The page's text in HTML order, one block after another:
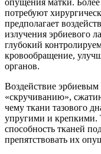
опущения матки.
потребуют
предполагает
излучения эрбиевого
глубокий
кровообращение,
органов.
Воздействие
«скручиванию»,
чему ткани тазового
упругими и крепкими.
способность тканей
препятствовать их